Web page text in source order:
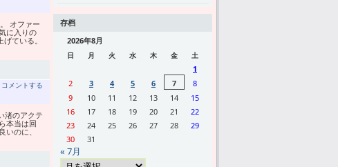
オファー
に入りの
ている。
コメントする
渚のアクテ
本当は回
のに、
存档
2026年8月
日 月 火 水 木 金 土
1
2
3 4 5 6 7
8
9
10 11 12 13 14
15
16
17 18 19 20 21
22
23
24 25 26 27 28
29
30
31
« 7月